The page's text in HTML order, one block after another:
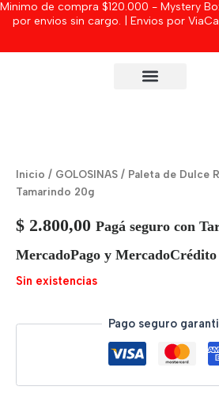
Ir
Minimo de compra $120.000 - Mystery
por envios sin cargo. | Envios por
Inicio / GOLOSINAS / Paleta de Dulce
Tamarindo 20g
$ 2.800,00 Pagá seguro con
MercadoPago y MercadoCrédito
Sin existencias
Pago seguro